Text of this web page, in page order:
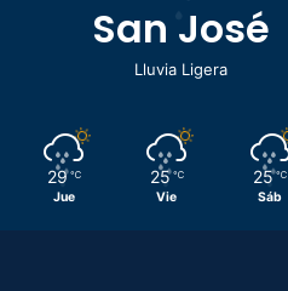
San José
Lluvia Ligera
29 ℃
Jue
25 ℃
Vie
25 ℃
Sáb